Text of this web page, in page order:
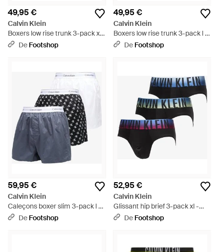
49,95 €
Calvin Klein
Boxers low rise trunk 3-pack xl -
NoirDe Footshop
49,95 €
Calvin Klein
Boxers low rise trunk 3-pack l -
VertDe Footshop
59,95 €
Calvin Klein
Caleçons boxer slim 3-pack l -
BleuDe Footshop
52,95 €
Calvin Klein
Glissant hip brief 3-pack xl -
BleuDe Footshop